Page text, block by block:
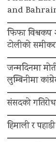
and
फिफा
टोलीको
जन्मदिनमा
लुम्बिनीमा
संसदको
हिमाली र